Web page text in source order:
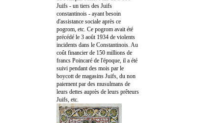
Juifs - un tiers des Juifs
constantinois - ayant besoin
d'assistance sociale après ce
pogrom, etc. Ce pogrom avait été
précédé le 3 août 1934 de violents
incidents dans le Constantinois. Au
coût financier de 150 millions de
francs Poincaré de l'époque, il a été
suivi pendant des mois par le
boycott de magasins Juifs, du non
paiement par des musulmans de
leurs dettes auprès de leurs prêteurs
Juifs, etc.